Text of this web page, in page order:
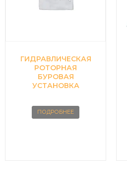
ГИДРАВЛИЧЕСКАЯ
РОТОРНАЯ
БУРОВАЯ
УСТАНОВКА
ПОДРОБНЕЕ